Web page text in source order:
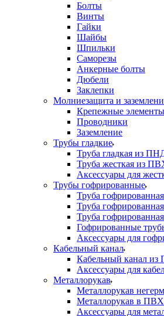
Болты
Винты
Гайки
Шайбы
Шпильки
Саморезы
Анкерные болты
Дюбели
Заклепки
Молниезащита и
Крепежные элементы
Проводники
Заземление
Трубы гладкие
Труба гладкая из
Труба жесткая из
Аксессуары для
Трубы гофрированные
Труба
Труба
Труба
Гофрированные
Аксессуары для
Кабельный канал
Кабельный канал
Аксессуары для
Металлорукав
Металлорукав
Металлорукав в
Аксессуары для